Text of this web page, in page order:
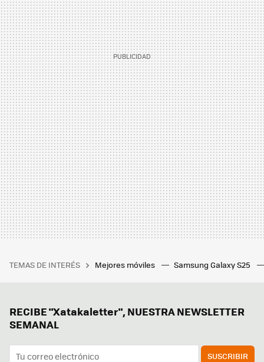
TEMAS DE INTERÉS Mejores móviles Samsung Galaxy S25
RECIBE "Xatakaletter", NUESTRA NEWSLETTER
SEMANAL
SUSCRIBIR